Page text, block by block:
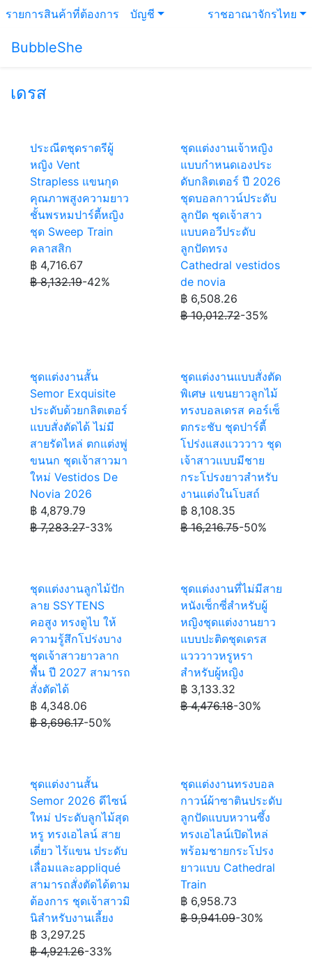
รายการสินค้าที่ต้องการ บัญชี ราชอาณาจักรไทย
BubbleShe
เดรส
ประณีตชุดราตรีผู้
หญิง Vent
Strapless แขนกุด
คุณภาพสูงความยาว
ชั้นพรหมปาร์ตี้หญิง
ชุด Sweep Train
คลาสสิก
฿ 4,716.67
฿ 8,132.19-42%
ชุดแต่งงานเจ้าหญิง
แบบกำหนดเองประ
ดับกลิตเตอร์ ปี 2026
ชุดบอลกาวน์ประดับ
ลูกปัด ชุดเจ้าสาว
แบบคอวีประดับ
ลูกปัดทรง
Cathedral vestidos
de novia
฿ 6,508.26
฿ 10,012.72-35%
ชุดแต่งงานสั้น
Semor Exquisite
ประดับด้วยกลิตเตอร์
แบบสั่งตัดได้ ไม่มี
สายรัดไหล่ ตกแต่งพู่
ขนนก ชุดเจ้าสาวมา
ใหม่ Vestidos De
Novia 2026
฿ 4,879.79
฿ 7,283.27-33%
ชุดแต่งงานแบบสั่งตัด
พิเศษ แขนยาวลูกไม้
ทรงบอลเดรส คอร์เซ็
ตกระชับ ชุดปาร์ตี้
โปร่งแสงแวววาว ชุด
เจ้าสาวแบบมีชาย
กระโปรงยาวสำหรับ
งานแต่งในโบสถ์
฿ 8,108.35
฿ 16,216.75-50%
ชุดแต่งงานลูกไม้ปัก
ลาย SSYTENS
คอสูง ทรงดูไบ ให้
ความรู้สึกโปร่งบาง
ชุดเจ้าสาวยาวลาก
พื้น ปี 2027 สามารถ
สั่งตัดได้
฿ 4,348.06
฿ 8,696.17-50%
ชุดแต่งงานที่ไม่มีสาย
หนังเซ็กซี่สำหรับผู้
หญิงชุดแต่งงานยาว
แบบปะติดชุดเดรส
แวววาวหรูหรา
สำหรับผู้หญิง
฿ 3,133.32
฿ 4,476.18-30%
ชุดแต่งงานสั้น
Semor 2026 ดีไซน์
ใหม่ ประดับลูกไม้สุด
หรู ทรงเอไลน์ สาย
เดี่ยว ไร้แขน ประดับ
เลื่อมและappliqué
สามารถสั่งตัดได้ตาม
ต้องการ ชุดเจ้าสาวมิ
นิสำหรับงานเลี้ยง
฿ 3,297.25
฿ 4,921.26-33%
ชุดแต่งงานทรงบอล
กาวน์ผ้าซาตินประดับ
ลูกปัดแบบหวานซึ้ง
ทรงเอไลน์เปิดไหล่
พร้อมชายกระโปรง
ยาวแบบ Cathedral
Train
฿ 6,958.73
฿ 9,941.09-30%